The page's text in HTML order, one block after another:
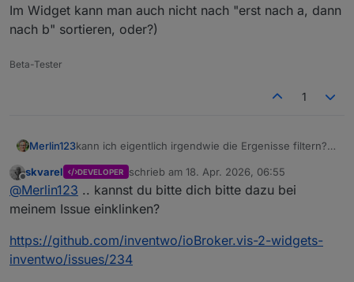
Im Widget kann man auch nicht nach "erst nach a, dann
nach b" sortieren, oder?)
Beta-Tester
1
Merlin123kann ich eigentlich irgendwie die Ergenisse filtern?
Adapter noch in eurem Tabellenwidget was
gefunden. Im Widget kann man auch nicht nach "erst
nach a, dann nach b" sortieren, oder?)
Offline
skvarel DEVELOPER schrieb am 18. Apr. 2026, 06:55
zuletzt editiert von
@Merlin123 .. kannst du bitte dich bitte dazu bei
meinem Issue einklinken?
https://github.com/inventwo/ioBroker.vis-2-widgets-
inventwo/issues/234